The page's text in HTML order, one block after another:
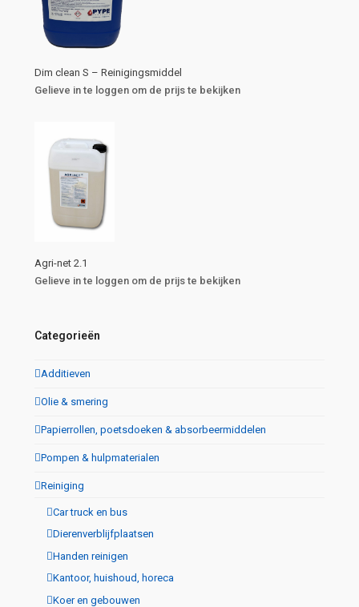
Dim clean S – Reinigingsmiddel
Gelieve in te loggen om de prijs te bekijken
Agri-net 2.1
Gelieve in te loggen om de prijs te bekijken
Categorieën
Additieven
Olie & smering
Papierrollen, poetsdoeken & absorbeermiddelen
Pompen & hulpmaterialen
Reiniging
Car truck en bus
Dierenverblijfplaatsen
Handen reinigen
Kantoor, huishoud, horeca
Koer en gebouwen